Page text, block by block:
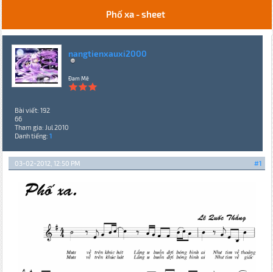
Phố xa - sheet
nangtienxauxi2000
Đam Mê
Bài viết: 192
66
Tham gia: Jul 2010
Danh tiếng: 1
#1
03-02-2012, 12:50 PM